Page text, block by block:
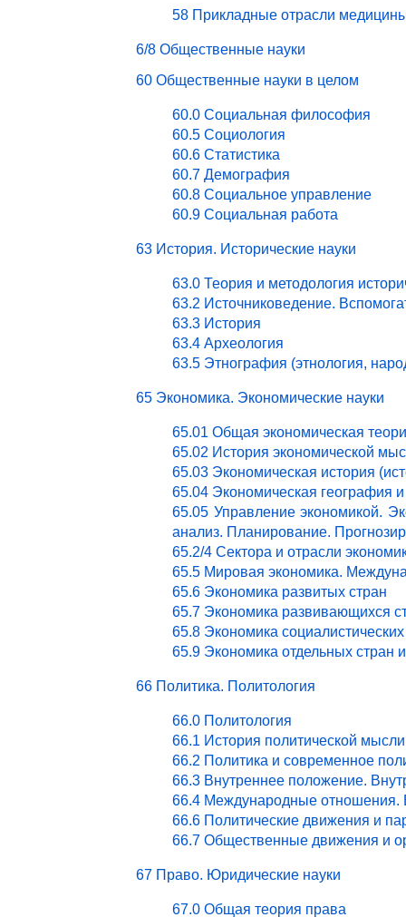
58 Прикладные отрасли
6/8 Общественные науки
60 Общественные науки в целом
60.0 Социальная философия
60.5 Социология
60.6 Статистика
60.7 Демография
60.8 Социальное управление
60.9 Социальная работа
63 История. Исторические науки
63.0 Теория и методология
63.2 Источниковедение.
63.3 История
63.4 Археология
63.5 Этнография (этнология,
65 Экономика. Экономические науки
65.01 Общая экономическая
65.02 История экономической
65.03 Экономическая история
65.04 Экономическая география
65.05 Управление экономикой.
анализ. Планирование.
65.2/4 Сектора и отрасли
65.5 Мировая экономика.
65.6 Экономика развитых стран
65.7 Экономика развивающихся
65.8 Экономика
65.9 Экономика отдельных стран
66 Политика. Политология
66.0 Политология
66.1 История политической мысли
66.2 Политика и современное
66.3 Внутреннее положение.
66.4 Международные отношения.
66.6 Политические движения и
66.7 Общественные движения и
67 Право. Юридические науки
67.0 Общая теория права